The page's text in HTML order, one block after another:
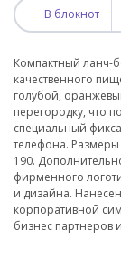
В блокнот
Компактный ланч-
качественного
голубой,
перегородку, что
специальный
телефона.
190.
фирменного
и дизайна.
корпоративной
бизнес партнеров